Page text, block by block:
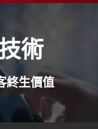
術
終⽣價值